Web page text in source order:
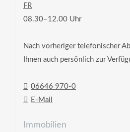
FR
08.30–12.00 Uhr
Nach vorheriger telefonischer
Ihnen auch persönlich zur
06646 970-0
E-Mail
Immobilien